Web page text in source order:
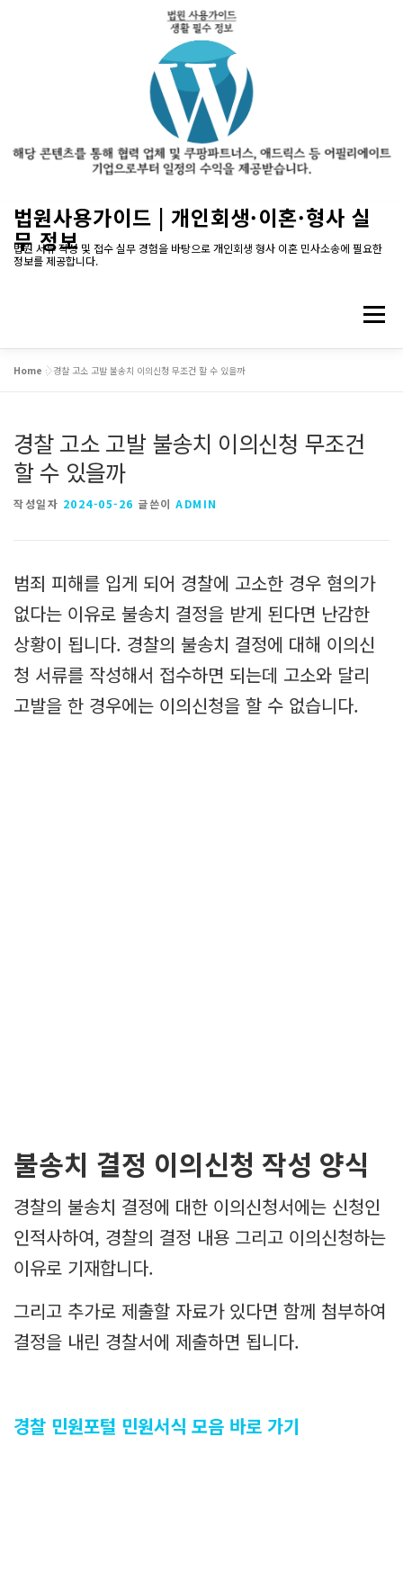
법원사용가이드 | 개인회생·이혼·형사 실
무 정보
법원 서류 작성 및 접수 실무 경험을 바탕으로 개인회생 형사 이혼 민사소송에 필요한
정보를 제공합니다.
메뉴
Home »경찰 고소 고발 불송치 이의신청 무조건 할 수 있을까
경찰 고소 고발 불송치 이의신청 무조건
할 수 있을까
작성일자 2024-05-26 글쓴이 ADMIN
범죄 피해를 입게 되어 경찰에 고소한 경우 혐의가
없다는 이유로 불송치 결정을 받게 된다면 난감한
상황이 됩니다. 경찰의 불송치 결정에 대해 이의신
청 서류를 작성해서 접수하면 되는데 고소와 달리
고발을 한 경우에는 이의신청을 할 수 없습니다.
불송치 결정 이의신청 작성 양식
경찰의 불송치 결정에 대한 이의신청서에는 신청인
인적사하여, 경찰의 결정 내용 그리고 이의신청하는
이유로 기재합니다.
그리고 추가로 제출할 자료가 있다면 함께 첨부하여
결정을 내린 경찰서에 제출하면 됩니다.
경찰 민원포털 민원서식 모음 바로 가기